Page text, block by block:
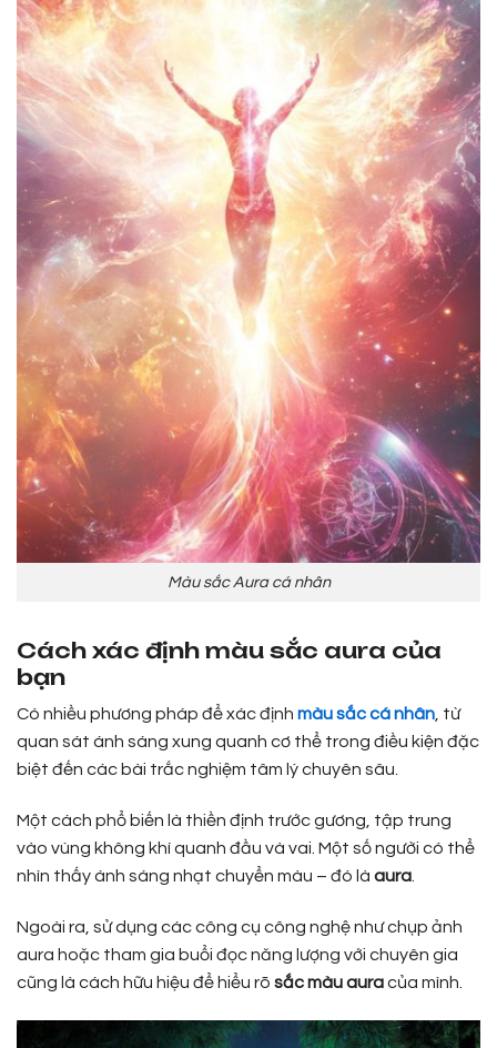
Màu sắc Aura cá nhân
Cách xác định màu sắc aura của
bạn
Có nhiều phương pháp để xác định màu sắc cá nhân, từ
quan sát ánh sáng xung quanh cơ thể trong điều kiện đặc
biệt đến các bài trắc nghiệm tâm lý chuyên sâu.
Một cách phổ biến là thiền định trước gương, tập trung
vào vùng không khí quanh đầu và vai. Một số người có thể
nhìn thấy ánh sáng nhạt chuyển màu – đó là aura
Ngoài ra, sử dụng các công cụ công nghệ như chụp ảnh
aura hoặc tham gia buổi đọc năng lượng với chuyên gia
cũng là cách hữu hiệu để hiểu rõ sắc màu auracủa mình.